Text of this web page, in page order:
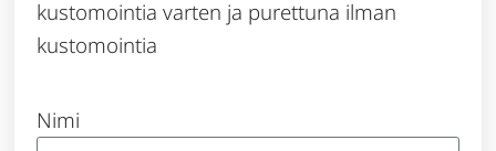
kustomointia varten ja purettuna ilman
kustomointia
Nimi